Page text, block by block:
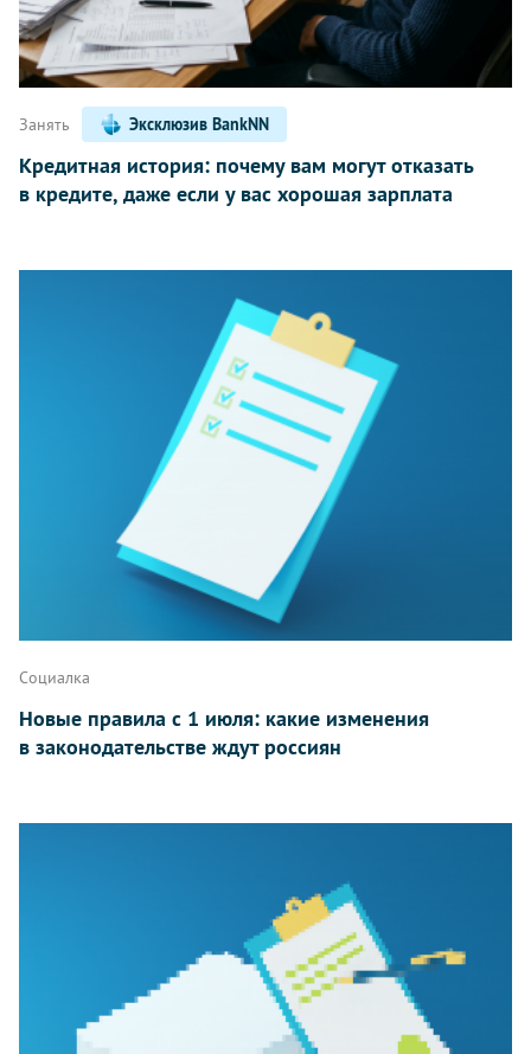
Занять Эксклюзив BankNN
Кредитная история: почему вам могут отказать
в кредите, даже если у вас хорошая зарплата
Социалка
Новые правила с 1 июля: какие изменения
в законодательстве ждут россиян